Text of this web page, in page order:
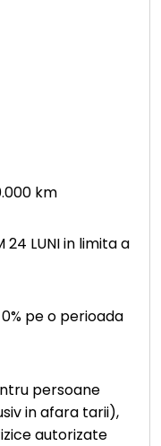
km
24 LUNI in limita a
pe o perioada
persoane
in afara tarii),
autorizate